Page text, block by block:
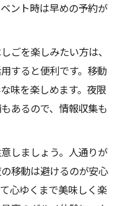
ント時は早めの予約が
ごを楽しみたい方は、
すると便利です。移動
味を楽しめます。夜限
あるので、情報収集も
しましょう。人通りが
移動は避けるのが安心
心ゆくまで美味しく楽